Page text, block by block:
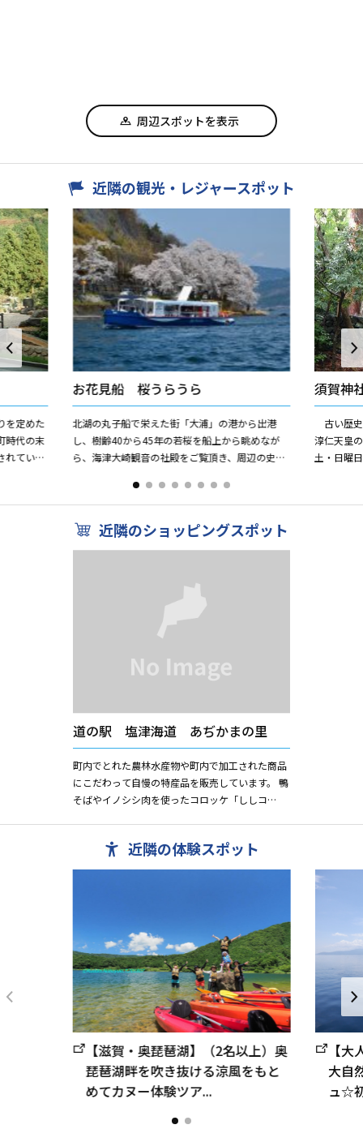
周辺スポットを表示
近隣の観光・レジャースポット
を定めた
時代の末
れていま
お花見船 桜うらうら
北湖の丸子船で栄えた街「大浦」の港から出港
し、樹齢40から45年の若桜を船上から眺めなが
ら、海津大崎観音の社殿をご覧頂き、周辺の史跡
須賀神
古い歴
淳仁天皇
土・日曜
近隣のショッピングスポット
道の駅 塩津海道 あぢかまの里
町内でとれた農林水産物や町内で加工された商品
にこだわって自慢の特産品を販売しています。 鴨
そばやイノシシ肉を使ったコロッケ「ししコ
近隣の体験スポット
【滋賀・奥琵琶湖】（2名以上）奥
琵琶湖畔を吹き抜ける涼風をもと
めてカヌー体験ツア...
【
大自
ュ☆